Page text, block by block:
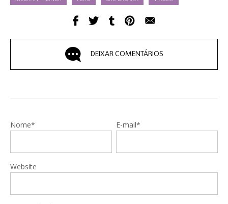
DEIXAR COMENTÁRIOS
Nome* E-mail*
Website